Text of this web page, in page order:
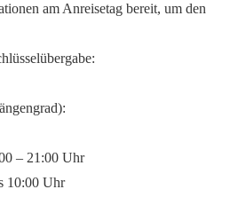
am Anreisetag bereit, um den
– 21:00 Uhr
10:00 Uhr